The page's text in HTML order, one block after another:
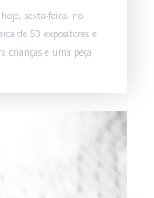
sexta-feira, no
de 50 expositores e
crianças e uma peça